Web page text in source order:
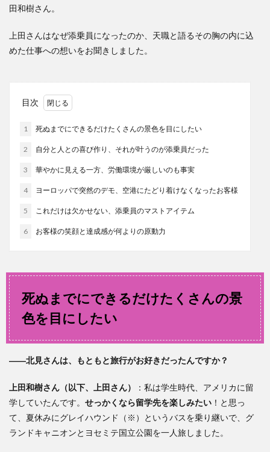
田和樹さん。
上田さんはなぜ添乗員になったのか、天職と語るその胸の内に込
めた仕事への想いをお聞きしました。
目次
1 死ぬまでにできるだけたくさんの景色を目にしたい
2 自分と人との喜び作り、それが叶うのが添乗員だった
3 華やかに見える一方、労働環境が厳しいのも事実
4 ヨーロッパで突然のデモ、空港にたどり着けなくなったお客様
5 これだけは欠かせない、添乗員のマストアイテム
6 お客様の笑顔と達成感が何よりの原動力
死ぬまでにできるだけたくさんの景
色を目にしたい
――北見さんは、もともと旅行がお好きだったんですか？
上田和樹さん（以下、上田さん）
：私は学生時代、アメリカに留
学していたんです。 せっかくなら留学先を楽しみたい ！と思っ
て、夏休みにグレイハウンド（※）というバスを乗り継いで、グ
ランドキャニオンとヨセミテ国立公園を一人旅しました。